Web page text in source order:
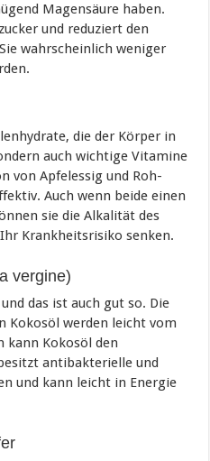
Magensäure haben.
und reduziert den
wahrscheinlich weniger
die der Körper in
auch wichtige Vitamine
von Apfelessig und Roh-
Auch wenn beide einen
sie die Alkalität des
Krankheitsrisiko senken.
vergine)
das ist auch gut so. Die
Kokosöl werden leicht vom
kann Kokosöl den
antibakterielle und
und kann leicht in Energie